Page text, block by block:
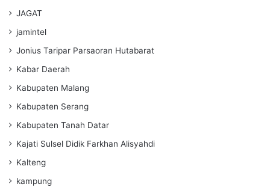
JAGAT
jamintel
Jonius Taripar Parsaoran Hutabarat
Kabar Daerah
Kabupaten Malang
Kabupaten Serang
Kabupaten Tanah Datar
Kajati Sulsel Didik Farkhan Alisyahdi
Kalteng
kampung